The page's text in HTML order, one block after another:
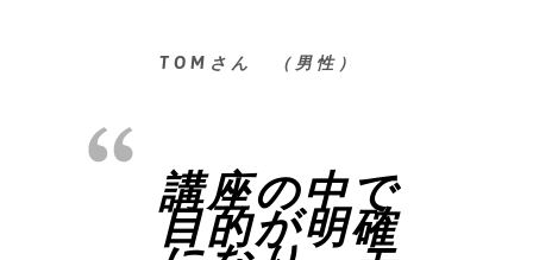
TOMさん （男性）
講座の中で
目的が明確